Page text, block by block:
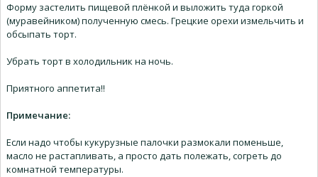
Форму застелить пищевой плёнкой и выложить туда горкой
(муравейником) полученную смесь. Грецкие орехи измельчить и
обсыпать торт.
Убрать торт в холодильник на ночь.
Приятного аппетита!!
Примечание:
Если надо чтобы кукурузные палочки размокали поменьше,
масло не растапливать, а просто дать полежать, согреть до
комнатной температуры.